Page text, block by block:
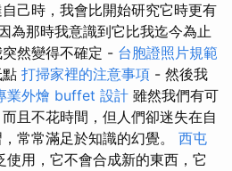
己時，我會比開始研究它時更有
為那時我意識到它比我迄今為止
然變得不確定 - 台胞證照片規範
打掃家裡的注意事項 - 然後我
業外燴 buffet 設計 雖然我們有可
且不花時間，但人們卻迷失在自
常常滿足於知識的幻覺。 西屯
使用，它不會合成新的東西，它